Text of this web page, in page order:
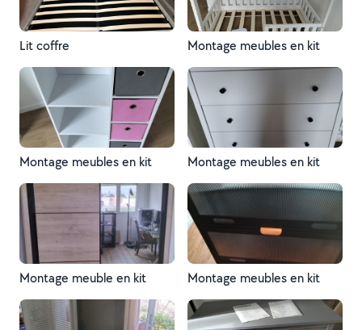
Lit coffre Montage meubles en kit
Montage meubles en kit Montage meubles en kit
Montage meuble en kit Montage meubles en kit